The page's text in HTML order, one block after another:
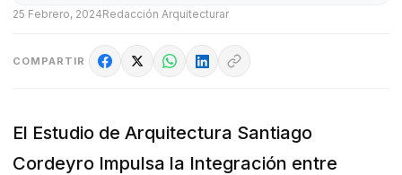
25 Febrero, 2024Redacción Arquitecturar
COMPARTIR
El Estudio de Arquitectura Santiago
Cordeyro Impulsa la Integración entre